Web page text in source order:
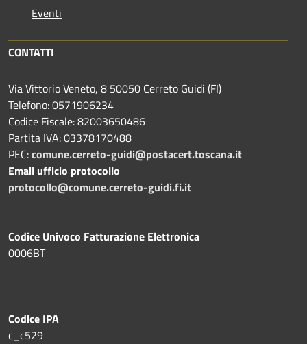
Eventi
CONTATTI
Via Vittorio Veneto, 8 50050 Cerreto Guidi (FI)
Telefono: 0571906234
Codice Fiscale: 82003650486
Partita IVA: 03378170488
PEC:comune.cerreto-guidi@postacert.toscana.it
Email ufficio protocollo
protocollo@comune.cerreto-guidi.fi.it
Codice Univoco Fatturazione Elettronica
0006BT
Codice IPA
c_c529